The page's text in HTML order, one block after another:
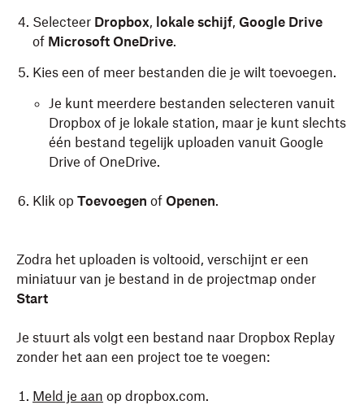
Selecteer Dropbox, lokale schijf, Google Drive
of Microsoft OneDrive.
Kies een of meer bestanden die je wilt toevoegen.
Je kunt meerdere bestanden selecteren vanuit
Dropbox of je lokale station, maar je kunt slechts
één bestand tegelijk uploaden vanuit Google
Drive of OneDrive.
Klik op Toevoegen of Openen.
Zodra het uploaden is voltooid, verschijnt er een
miniatuur van je bestand in de projectmap onder
Start
Je stuurt als volgt een bestand naar Dropbox Replay
zonder het aan een project toe te voegen:
Meld je aan op dropbox.com.